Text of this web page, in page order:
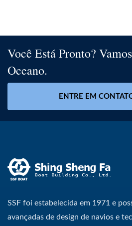
Você Está Pronto?
Oceano.
ENTRE EM
SSF foi estabelecida em 1971 e
avançadas de design de navios e